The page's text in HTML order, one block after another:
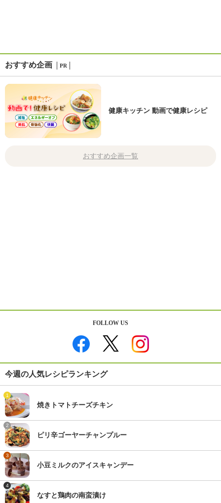
おすすめ企画 PR
健康キッチン 動画で健康レシピ
おすすめ企画一覧
FOLLOW US
今週の人気レシピランキング
1
焼きトマトチーズチキン
2
ピリ辛ゴーヤーチャンプルー
3
小豆ミルクのアイスキャンデー
4
なすと鶏肉の南蛮漬け